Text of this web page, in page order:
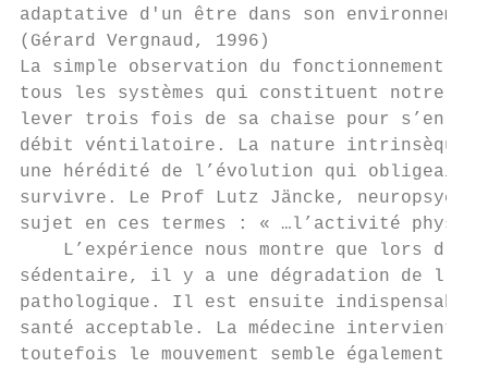
adaptative d'un être dans son
(Gérard Vergnaud, 1996)
La simple observation du fonctionnement
tous les systèmes qui constituent notre
lever trois fois de sa chaise pour s’en
débit véntilatoire. La nature intrinsèque
une hérédité de l’évolution qui obligeait
survivre. Le Prof Lutz Jäncke,
sujet en ces termes : « …l’activité
L’expérience nous montre que lors
sédentaire, il y a une dégradation de
pathologique. Il est ensuite
santé acceptable. La médecine intervient
toutefois le mouvement semble également